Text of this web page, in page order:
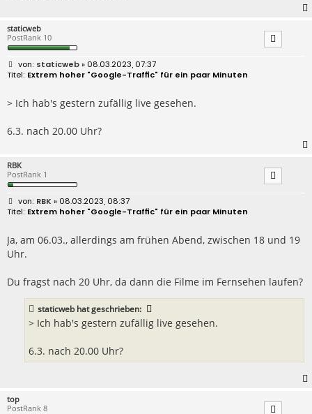
staticweb
PostRank 10
B
e
r
a
staticweb» 08.03.2023, 07:37
Extrem hoher "Google-Traffic" für ein paar Minuten
> Ich hab's gestern zufällig live gesehen.
6.3. nach 20.00 Uhr?
RBK
PostRank 1
B
e
i
a
g
RBK » 08.03.2023, 08:37
Extrem hoher "Google-Traffic" für ein paar Minuten
Ja, am 06.03., allerdings am frühen Abend, zwischen 18 und 19
Uhr.
Du fragst nach 20 Uhr, da dann die Filme im Fernsehen laufen?
staticwebhat geschrieben:
> Ich hab's gestern zufällig live gesehen.
6.3. nach 20.00 Uhr?
top
PostRank 8